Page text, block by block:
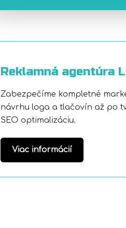
Reklamná agentúra
Zabezpečíme kompletné
návrhu loga a tlačovín až po
SEO optimalizáciu.
Viac informácií